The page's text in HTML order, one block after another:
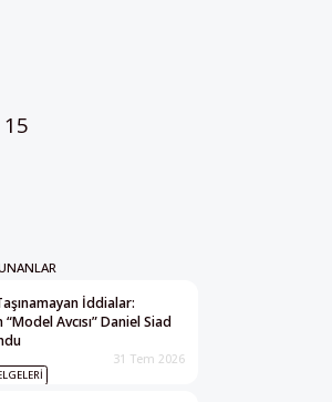
İddialar:
“Model Avcısı” Daniel Siad
31 Tem 2026